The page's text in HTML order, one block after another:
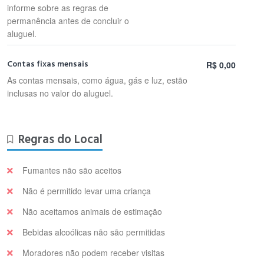
informe sobre as regras de
permanência antes de concluir o
aluguel.
Contas fixas mensais
As contas mensais, como água, gás e luz, estão
inclusas no valor do aluguel.
R$ 0,00
Regras do Local
Fumantes não são aceitos
Não é permitido levar uma criança
Não aceitamos animais de estimação
Bebidas alcoólicas não são permitidas
Moradores não podem receber visitas